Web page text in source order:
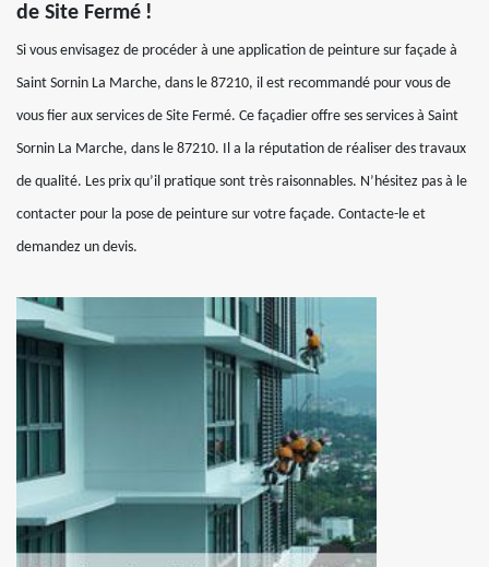
de Site Fermé !
Si vous envisagez de procéder à une application de peinture sur façade à
Saint Sornin La Marche, dans le 87210, il est recommandé pour vous de
vous fier aux services de Site Fermé. Ce façadier offre ses services à Saint
Sornin La Marche, dans le 87210. Il a la réputation de réaliser des travaux
de qualité. Les prix qu’il pratique sont très raisonnables. N’hésitez pas à le
contacter pour la pose de peinture sur votre façade. Contacte-le et
demandez un devis.